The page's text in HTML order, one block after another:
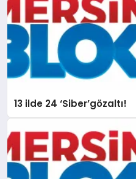
13 ilde 24 ‘Siber’gözaltı!